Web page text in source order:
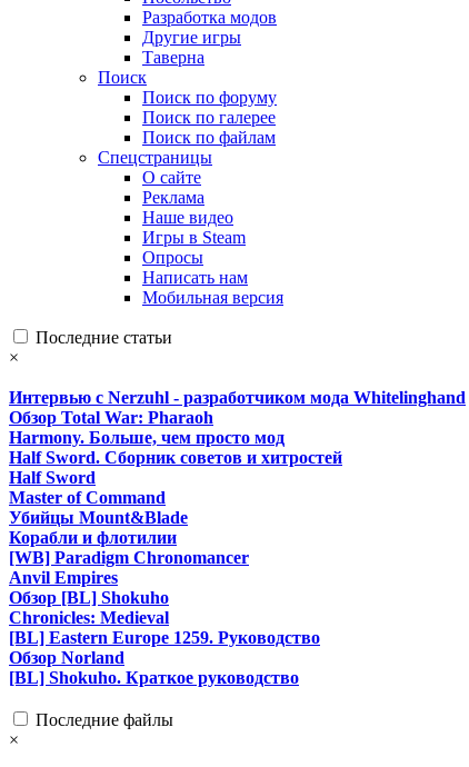
Разработка модов
Другие игры
Таверна
Поиск
Поиск по форуму
Поиск по галерее
Поиск по файлам
Спецстраницы
О сайте
Реклама
Наше видео
Игры в Steam
Опросы
Написать нам
Мобильная версия
Последние статьи
×
Интервью с Nerzuhl - разработчиком мода Whitelinghand
Обзор Total War: Pharaoh
Harmony. Больше, чем просто мод
Half Sword. Сборник советов и хитростей
Half Sword
Master of Command
Убийцы Mount&Blade
Корабли и флотилии
[WB] Paradigm Chronomancer
Anvil Empires
Обзор [BL] Shokuho
Chronicles: Medieval
[BL] Eastern Europe 1259. Руководство
Обзор Norland
[BL] Shokuho. Краткое руководство
Последние файлы
×